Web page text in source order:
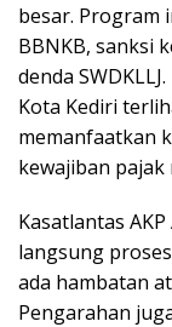
besar. Program
BBNKB, sanksi
denda
Kota Kediri
memanfaatkan
kewajiban pajak
Kasatlantas
langsung
ada hambatan
Pengarahan